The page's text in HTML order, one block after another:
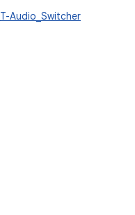
T-Audio_Switcher